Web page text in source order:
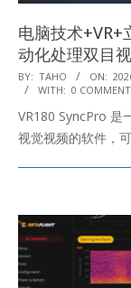
电脑技术
动化处理双目
2026-
06-
12
BY: TAHO ON:
WITH: 0
VR180 SyncPro 是
视觉视频的软件，